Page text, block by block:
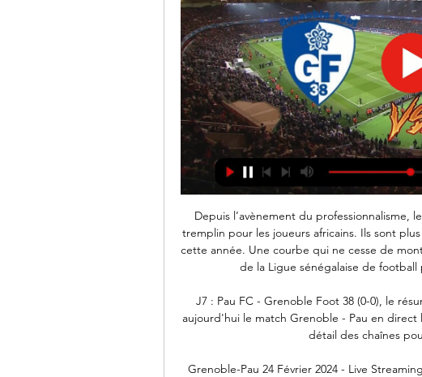
Depuis l’avènement du professionnalisme,
tremplin pour les joueurs africains. Ils sont
cette année. Une courbe qui ne cesse de
de la Ligue sénégalaise de football
J7 : Pau FC - Grenoble Foot 38 (0-0), le
aujourd'hui le match Grenoble - Pau en
détail des chaînes
Grenoble-Pau 24 Février 2024 - Live